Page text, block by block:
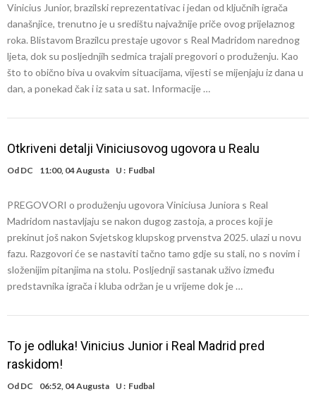
Vinicius Junior, brazilski reprezentativac i jedan od ključnih igrača
današnjice, trenutno je u središtu najvažnije priče ovog prijelaznog
roka. Blistavom Brazilcu prestaje ugovor s Real Madridom narednog
ljeta, dok su posljednjih sedmica trajali pregovori o produženju. Kao
što to obično biva u ovakvim situacijama, vijesti se mijenjaju iz dana u
dan, a ponekad čak i iz sata u sat. Informacije …
Otkriveni detalji Viniciusovog ugovora u Realu
Od DC 11:00, 04 Augusta U : Fudbal
PREGOVORI o produženju ugovora Viniciusa Juniora s Real
Madridom nastavljaju se nakon dugog zastoja, a proces koji je
prekinut još nakon Svjetskog klupskog prvenstva 2025. ulazi u novu
fazu. Razgovori će se nastaviti tačno tamo gdje su stali, no s novim i
složenijim pitanjima na stolu. Posljednji sastanak uživo između
predstavnika igrača i kluba održan je u vrijeme dok je …
To je odluka! Vinicius Junior i Real Madrid pred
raskidom!
Od DC 06:52, 04 Augusta U : Fudbal